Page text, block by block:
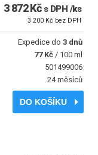
3 872 Kč s DPH /ks
3 200 Kč bez DPH
Expedice do 3 dnů
77 Kč / 100 ml
501499006
24 měsíců
DO KOŠÍKU